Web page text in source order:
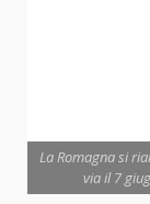
La Romagna si
via il 7